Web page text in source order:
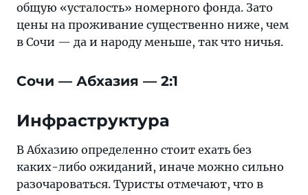
общую «усталость» номерного фонда. Зато
цены на проживание существенно ниже, чем
в Сочи — да и народу меньше, так что ничья.
Сочи — Абхазия — 2:1
Инфраструктура
В Абхазию определенно стоит ехать без
каких-либо ожиданий, иначе можно сильно
разочароваться. Туристы отмечают, что в